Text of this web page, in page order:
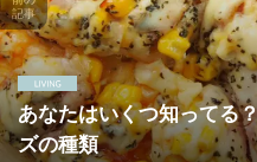
あなたはいくつ知ってる
ズの種類
記事